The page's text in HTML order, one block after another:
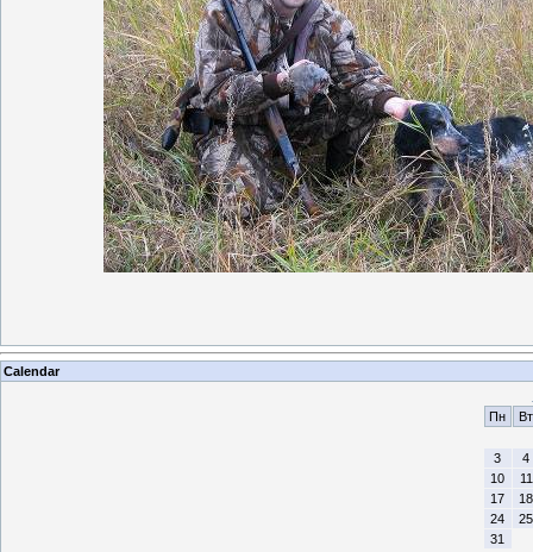
Calendar
Пн
Вт
3
4
10
11
17
18
24
25
31